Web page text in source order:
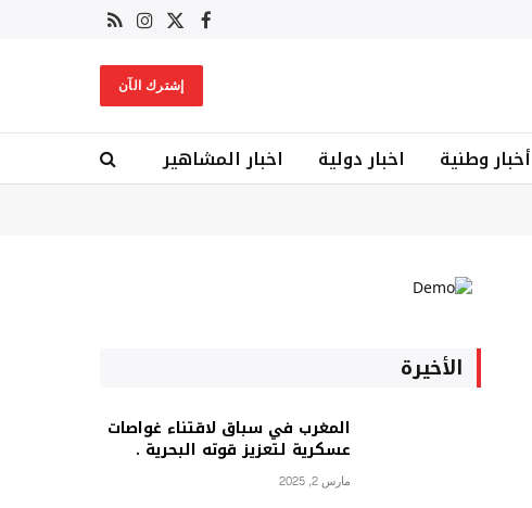
فيسبوك
X
الانستغرام
RSS
إشترك الآن
أخبار وطنية اخبار دولية اخبار المشاهير
الأخيرة
المغرب في سباق لاقتناء غواصات
عسكرية لتعزيز قوته البحرية .
مارس 2, 2025